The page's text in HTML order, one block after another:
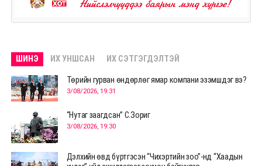
ШИНЭ ИХ УНШСАН ИХ СЭТГЭГДЭЛТЭЙ
Төрийн гурван өндөрлөг ямар компани эзэмшдэг вэ?
3/08/2026, 19:31
“Нутаг заагдсан” С.Зориг
3/08/2026, 19:30
Дэлхийн өвд бүртгэсэн “Чихэртийн зоо”-нд “Хаадын